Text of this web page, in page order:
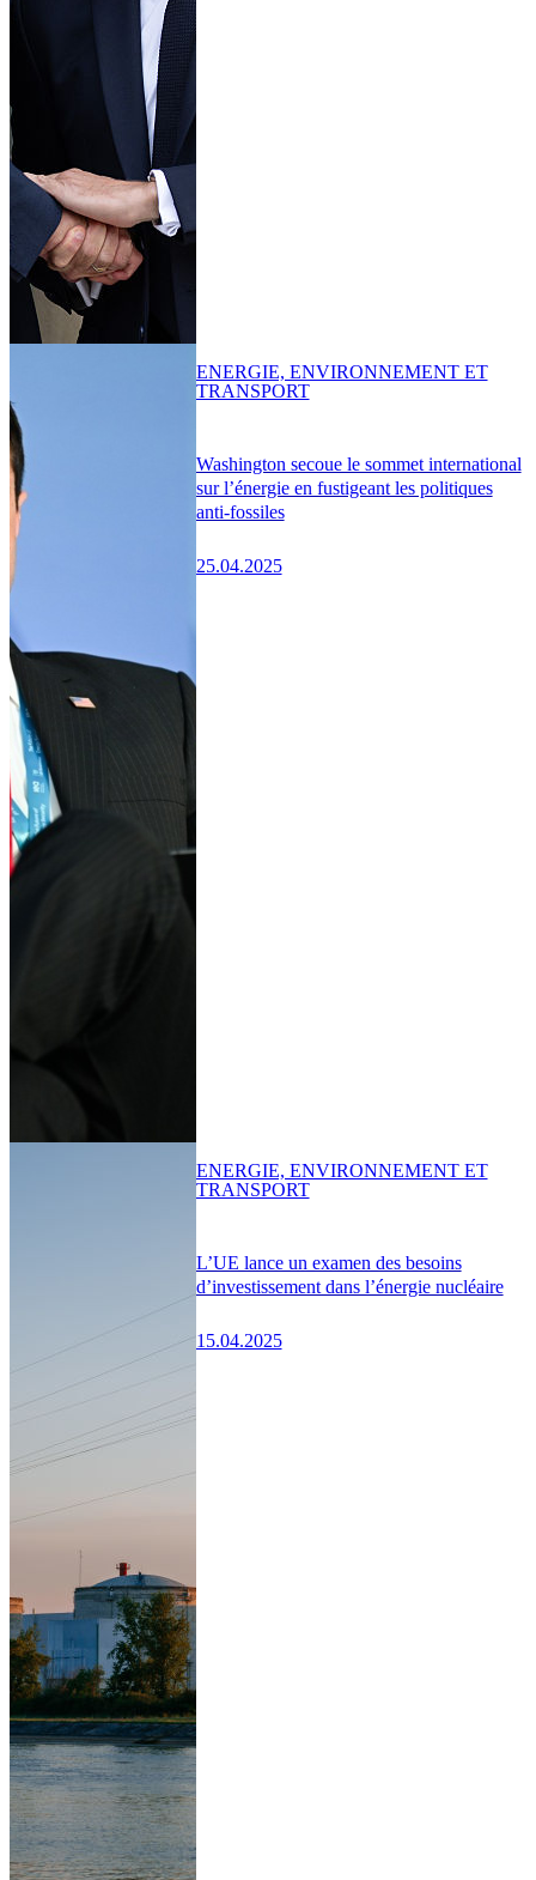
Washington secoue le sommet international
sur l’énergie en fustigeant les politiques
anti-fossiles
25.04.2025
ENERGIE, ENVIRONNEMENT ET
TRANSPORT
L’UE lance un examen des besoins
d’investissement dans l’énergie nucléaire
15.04.2025
ENERGIE, ENVIRONNEMENT ET
TRANSPORT